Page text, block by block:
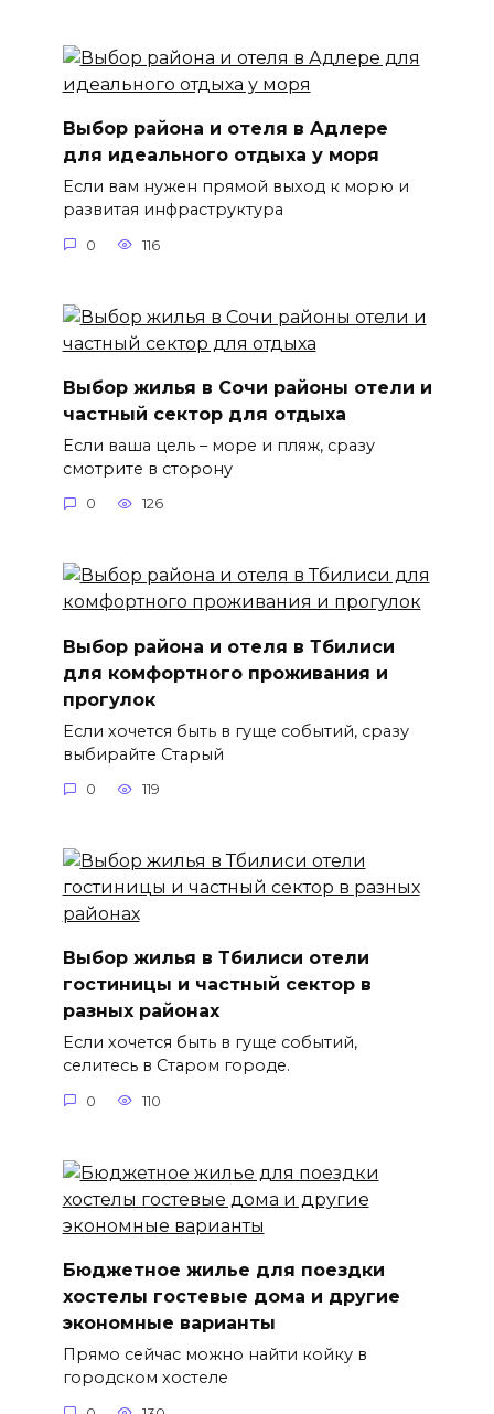
Выбор района и отеля в Адлере
для идеального отдыха у моря
Если вам нужен прямой выход к морю и
развитая инфраструктура
0 116
Выбор жилья в Сочи районы отели и
частный сектор для отдыха
Если ваша цель – море и пляж, сразу
смотрите в сторону
0 126
Выбор района и отеля в Тбилиси
для комфортного проживания и
прогулок
Если хочется быть в гуще событий, сразу
выбирайте Старый
0 119
Выбор жилья в Тбилиси отели
гостиницы и частный сектор в
разных районах
Если хочется быть в гуще событий,
селитесь в Старом городе.
0 110
Бюджетное жилье для поездки
хостелы гостевые дома и другие
экономные варианты
Прямо сейчас можно найти койку в
городском хостеле